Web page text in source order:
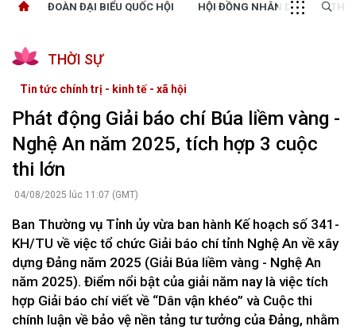
ĐOÀN ĐẠI BIỂU QUỐC HỘI HỘI ĐỒNG NHÂN DÂN
THỜI SỰ
Tin tức chính trị - kinh tế - xã hội
Phát động Giải báo chí Búa liềm vàng -
Nghệ An năm 2025, tích hợp 3 cuộc
thi lớn
04/08/2025 lúc 11:07 (GMT)
Ban Thường vụ Tỉnh ủy vừa ban hành Kế hoạch số 341-
KH/TU về việc tổ chức Giải báo chí tỉnh Nghệ An về xây
dựng Đảng năm 2025 (Giải Búa liềm vàng - Nghệ An
năm 2025). Điểm nổi bật của giải năm nay là việc tích
hợp Giải báo chí viết về “Dân vận khéo” và Cuộc thi
chính luận về bảo vệ nền tảng tư tưởng của Đảng, nhằm